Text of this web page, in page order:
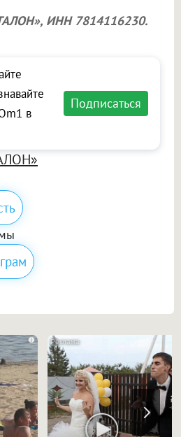
ИНН 7814116230.
в
Подписаться
i